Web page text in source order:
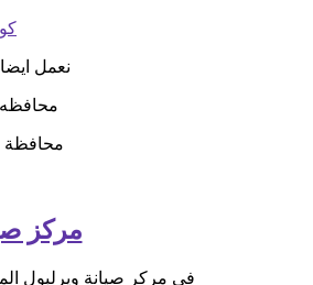
نعمل
محافظة
مركز
في مركر صيانة ويرلبول